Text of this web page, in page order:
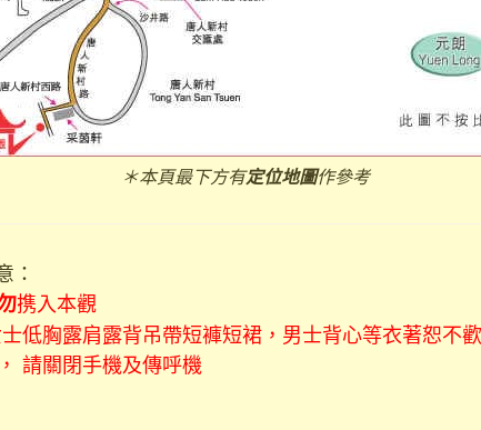
＊本頁最下方有定位地圖作參考
：
携入本觀
低胸露肩露背吊帶短褲短裙，男士背心等衣著恕不
請關閉手機及傳呼機